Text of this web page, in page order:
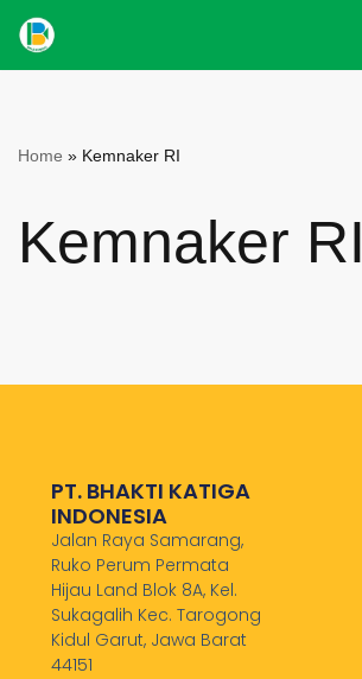
Home » Kemnaker RI
Kemnaker RI
PT. BHAKTI KATIGA
INDONESIA
Jalan Raya Samarang,
Ruko Perum Permata
Hijau Land Blok 8A, Kel.
Sukagalih Kec. Tarogong
Kidul Garut, Jawa Barat
44151